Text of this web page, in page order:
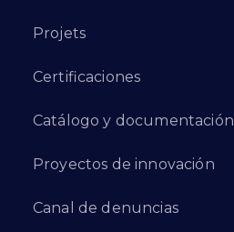
Projets
Certificaciones
Catálogo y documentación
Proyectos de innovación
Canal de denuncias